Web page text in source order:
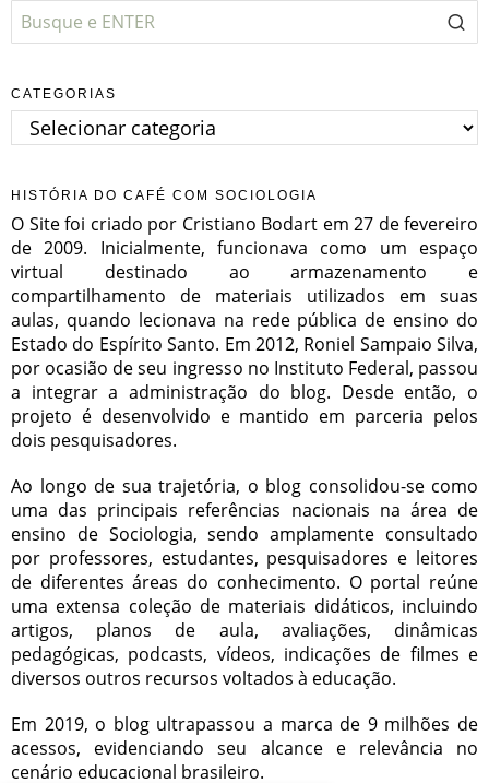
CATEGORIAS
Categorias
HISTÓRIA DO CAFÉ COM SOCIOLOGIA
O Site foi criado por Cristiano Bodart em 27 de fevereiro
de 2009. Inicialmente, funcionava como um espaço
virtual destinado ao armazenamento e
compartilhamento de materiais utilizados em suas
aulas, quando lecionava na rede pública de ensino do
Estado do Espírito Santo. Em 2012, Roniel Sampaio Silva,
por ocasião de seu ingresso no Instituto Federal, passou
a integrar a administração do blog. Desde então, o
projeto é desenvolvido e mantido em parceria pelos
dois pesquisadores.
Ao longo de sua trajetória, o blog consolidou-se como
uma das principais referências nacionais na área de
ensino de Sociologia, sendo amplamente consultado
por professores, estudantes, pesquisadores e leitores
de diferentes áreas do conhecimento. O portal reúne
uma extensa coleção de materiais didáticos, incluindo
artigos, planos de aula, avaliações, dinâmicas
pedagógicas, podcasts, vídeos, indicações de filmes e
diversos outros recursos voltados à educação.
Em 2019, o blog ultrapassou a marca de 9 milhões de
acessos, evidenciando seu alcance e relevância no
cenário educacional brasileiro.